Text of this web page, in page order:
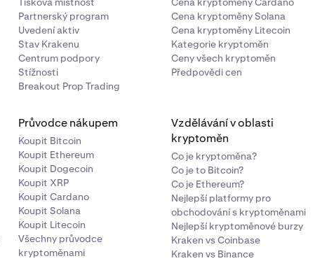
Partnerský program
Uvedení aktiv
Stav Krakenu
Centrum podpory
Stížnosti
Breakout Prop Trading
Cena kryptoměny Solana
Cena kryptoměny Litecoin
Kategorie kryptoměn
Ceny všech kryptoměn
Předpovědi cen
Průvodce nákupem
Koupit Bitcoin
Koupit Ethereum
Koupit Dogecoin
Koupit XRP
Koupit Cardano
Koupit Solana
Koupit Litecoin
Všechny průvodce
kryptoměnami
Vzdělávání v oblasti
kryptoměn
Co je kryptoměna?
Co je to Bitcoin?
Co je Ethereum?
Nejlepší platformy pro
obchodování s kryptoměnami
Nejlepší kryptoměnové burzy
Kraken vs Coinbase
Kraken vs Binance